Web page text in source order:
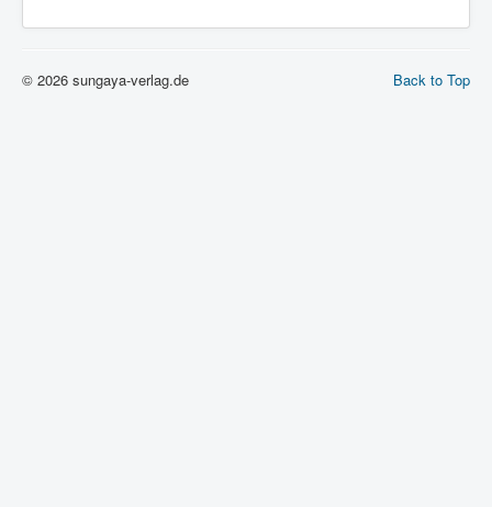
Back to Top
© 2026 sungaya-verlag.de